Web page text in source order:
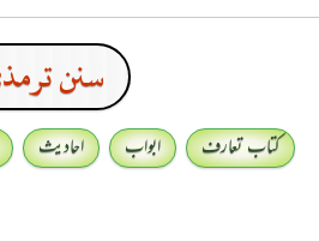
سنن
کتاب تعارف ابواب احادیث